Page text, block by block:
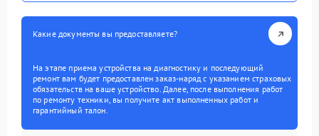
Какие документы вы предоставляете?
На этапе приема устройства на диагностику и последующий
ремонт вам будет предоставлен заказ-наряд с указанием страховых
обязательств на ваше устройство. Далее, после выполнения работ
по ремонту техники, вы получите акт выполненных работ и
гарантийный талон.